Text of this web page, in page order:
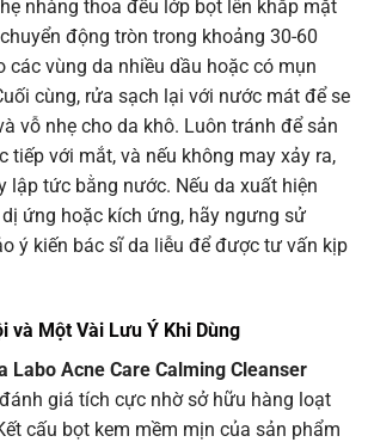
nhàng thoa đều lớp bọt lên khắp mặt
động tròn trong khoảng 30-60
các vùng da nhiều dầu hoặc có mụn
cùng, rửa sạch lại với nước mát để se
vỗ nhẹ cho da khô. Luôn tránh để sản
tiếp với mắt, và nếu không may xảy ra,
lập tức bằng nước. Nếu da xuất hiện
ứng hoặc kích ứng, hãy ngưng sử
ý kiến bác sĩ da liễu để được tư vấn kịp
và Một Vài Lưu Ý Khi Dùng
Labo Acne Care Calming Cleanser
giá tích cực nhờ sở hữu hàng loạt
cấu bọt kem mềm mịn của sản phẩm